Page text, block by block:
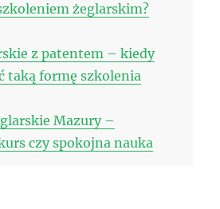
żeglarskim?
z patentem – kiedy
taką formę szkolenia
Mazury –
czy spokojna nauka